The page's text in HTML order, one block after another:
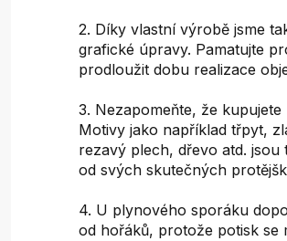
2. Díky vlastní výrobě jsme
grafické úpravy. Pamatujte
prodloužit dobu realizace
3. Nezapomeňte, že
Motivy jako například třpyt,
rezavý plech, dřevo atd. jsou
od svých skutečných
4. U plynového sporáku
od hořáků, protože potisk se